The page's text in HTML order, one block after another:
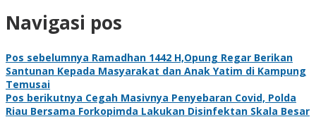
Navigasi pos
Pos sebelumnya Ramadhan 1442 H,Opung Regar Berikan
Santunan Kepada Masyarakat dan Anak Yatim di Kampung
Temusai
Pos berikutnya Cegah Masivnya Penyebaran Covid, Polda
Riau Bersama Forkopimda Lakukan Disinfektan Skala Besar